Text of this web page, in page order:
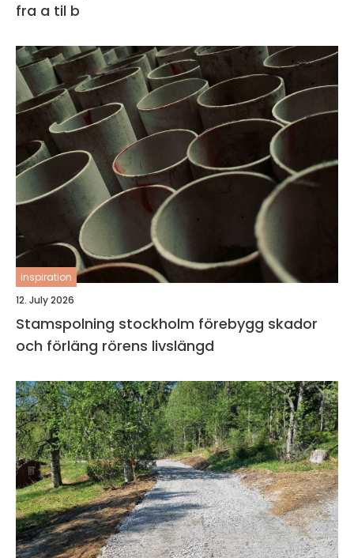
fra a til b
inspiration
12. July 2026
Stamspolning stockholm förebygg skador
och förläng rörens livslängd